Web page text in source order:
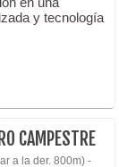
y tecnología
CAMPESTRE
a la der. 800m) -